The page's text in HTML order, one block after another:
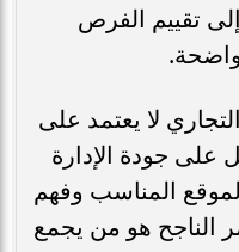
تقييم الفرص
لا يعتمد على
على جودة الإدارة
المناسب وفهم
الناجح هو من يجمع